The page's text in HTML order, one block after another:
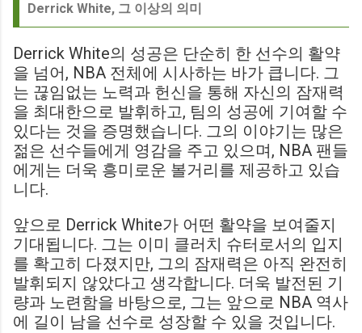
Derrick White, 그 이상의 의미
Derrick White의 성공은 단순히 한 선수의 활약
을 넘어, NBA 전체에 시사하는 바가 큽니다. 그
는 끊임없는 노력과 헌신을 통해 자신의 잠재력
을 최대한으로 발휘하고, 팀의 성공에 기여할 수
있다는 것을 증명했습니다. 그의 이야기는 많은
젊은 선수들에게 영감을 주고 있으며, NBA 팬들
에게는 더욱 흥미로운 볼거리를 제공하고 있습
니다.
앞으로 Derrick White가 어떤 활약을 보여줄지
기대됩니다. 그는 이미 클러치 슈터로서의 입지
를 확고히 다졌지만, 그의 잠재력은 아직 완전히
발휘되지 않았다고 생각합니다. 더욱 발전된 기
량과 노련함을 바탕으로, 그는 앞으로 NBA 역사
에 길이 남을 선수로 성장할 수 있을 것입니다.